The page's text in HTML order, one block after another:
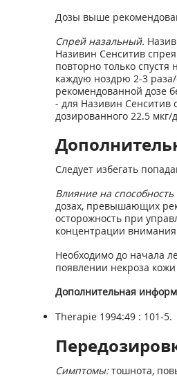
Дозы выше
Спрей назальный.
Називин Сенситив
повторно только
каждую ноздрю 2-3
рекомендованной дозе
- для Називин Сенситив
дозированного 22.5 мкг/
Следует избегать
Влияние на
дозах, превышающих
осторожность при
концентрации
Необходимо до начала
появлении некроза
Дополнительная
Therapie 1994:49 : 101-5.
Симптомы:тошнота,